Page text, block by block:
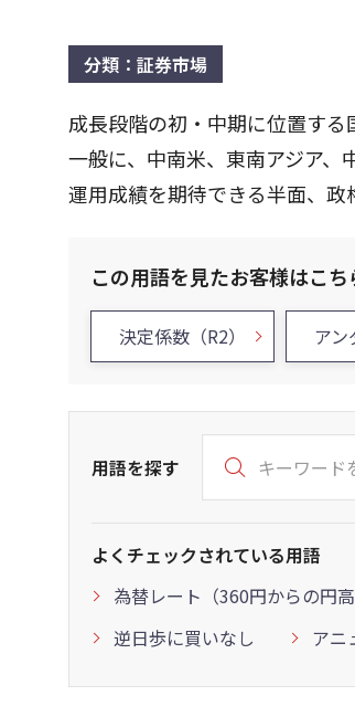
分類：証券市場
成長段階の初・中期に位置する
一般に、中南米、東南アジア
運用成績を期待できる半面、政
この用語を見たお客様はこ
決定係数（R2） アン
用語を探す
よくチェックされている用語
為替レート（360円からの円高
逆日歩に買いなし
アニ